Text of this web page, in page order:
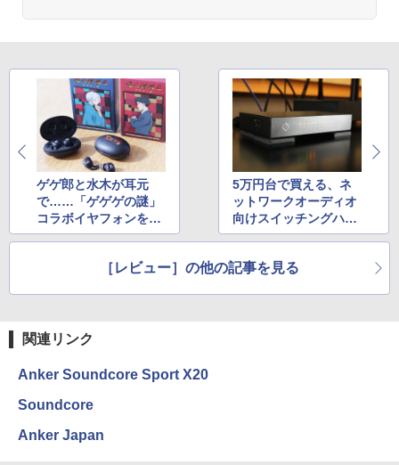
ゲゲ郎と水木が耳元
で……「ゲゲゲの謎」
コラボイヤフォンをひ
と足先に使ってみた
5万円台で買える、ネ
ットワークオーディオ
向けスイッチングハブ
Silent Angel「N8」を
［レビュー］の他の記事を見る
関連リンク
Anker Soundcore Sport X20
Soundcore
Anker Japan